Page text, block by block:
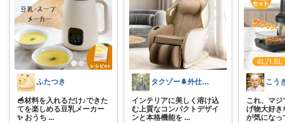
ふたつき
🥣材料を入れるだけ♪できた
てを楽しめる豆乳メーカー
✨ おうち ...
タクゾー🌲外仕事を快適にしたい
インテリアに美しく溶け込
む上質なコンパクトデザイ
ンと本格機能を ...
こう
これ、マ
げ物大好き
が気になっ